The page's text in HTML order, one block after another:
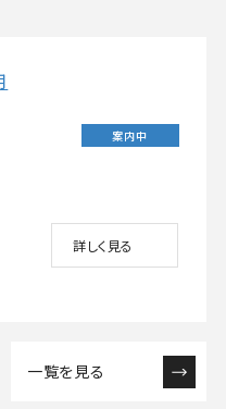
案内中
詳しく見る
一覧を見る